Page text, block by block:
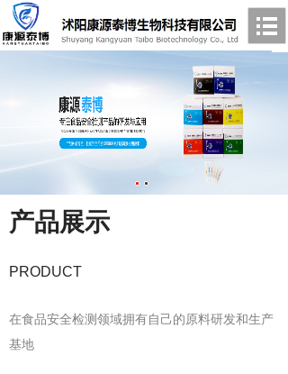
产品展示
PRODUCT
在食品安全检测领域拥有自己的原料研发和生产
基地